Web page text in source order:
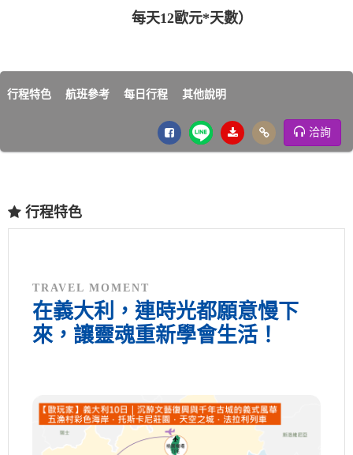
每天12歐元*天數）
行程特色 航班參考 每日行程 其他說明
洽詢
行程特色
TRAVEL MOMENT
在義大利，連時光都願意慢下
來，讓靈魂重新學會生活！